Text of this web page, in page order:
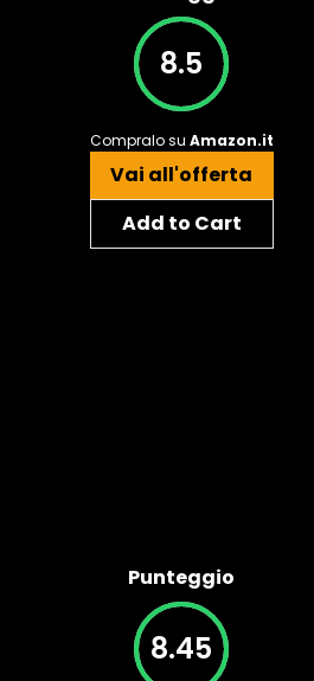
8.5
Compralo su Amazon.it
Vai all'offerta
Add to Cart
Punteggio
8.45